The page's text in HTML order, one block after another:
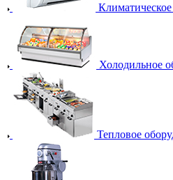
Холодильное
Тепловое